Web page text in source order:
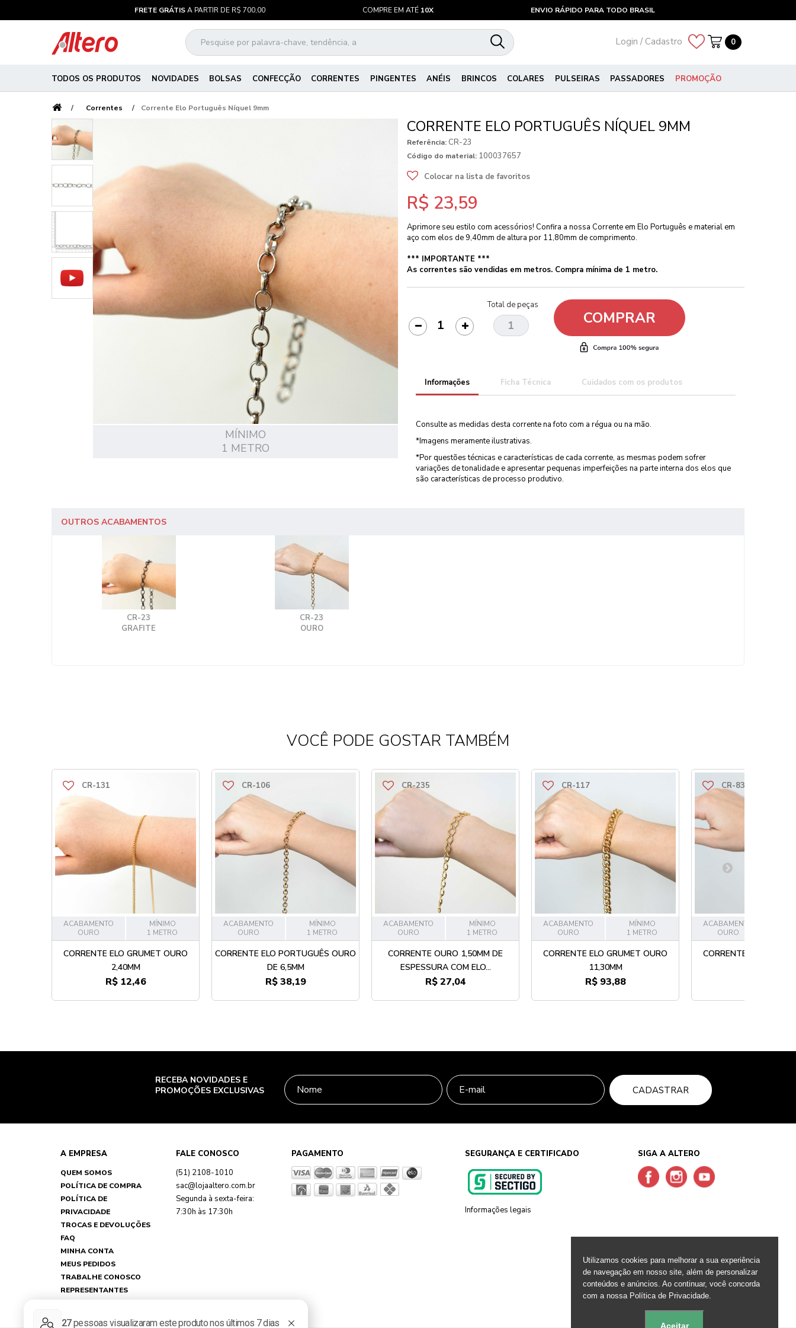
FRETE GRÁTISA PARTIR DE R$ 700,00 COMPRE EM ATÉ 10X ENVIO RÁPIDO PARA TODO BRASIL
Login / Cadastro 0
TODOS OS PRODUTOS NOVIDADES BOLSAS CONFECÇÃO CORRENTES PINGENTES ANÉIS BRINCOS COLARES PULSEIRAS PASSADORES PROMOÇÃO
Correntes Corrente Elo Português Níquel 9mm
MÍNIMO
1 METRO
CORRENTE ELO PORTUGUÊS NÍQUEL 9MM
Referência: CR-23
Código do material: 100037657
Colocar na lista de favoritos
R$ 23,59
Aprimore seu estilo com acessórios! Confira a nossa Corrente em Elo Português e material em
aço com elos de 9,40mm de altura por 11,80mm de comprimento.
*** IMPORTANTE ***
As correntes são vendidas em metros. Compra mínima de 1 metro.
Total de peças
COMPRAR
Informações Ficha Técnica Cuidados com os produtos
Consulte as medidas desta corrente na foto com a régua ou na mão.
*Imagens meramente ilustrativas.
*Por questões técnicas e características de cada corrente, as mesmas podem sofrer
variações de tonalidade e apresentar pequenas imperfeições na parte interna dos elos que
são características de processo produtivo.
OUTROS ACABAMENTOS
CR-23
GRAFITE
CR-23
OURO
VOCÊ PODE GOSTAR TAMBÉM
CR-131
ACABAMENTO
OURO
MÍNIMO
1 METRO
CORRENTE ELO GRUMET OURO
2,40MM
R$ 12,46
CR-106
ACABAMENTO
OURO
MÍNIMO
1 METRO
CORRENTE ELO PORTUGUÊS OURO
DE 6,5MM
R$ 38,19
CR-235
ACABAMENTO
OURO
MÍNIMO
1 METRO
CORRENTE OURO 1,50MM DE
ESPESSURA COM ELO...
R$ 27,04
CR-117
ACABAMENTO
OURO
MÍNIMO
1 METRO
CORRENTE ELO GRUMET OURO
11,30MM
R$ 93,88
CR-83
ACABAMENTO
OURO
CORRENTE ELO
RECEBA NOVIDADES E
PROMOÇÕES EXCLUSIVAS
CADASTRAR
A EMPRESA
QUEM SOMOS
POLÍTICA DE COMPRA
POLÍTICA DE
PRIVACIDADE
TROCAS E DEVOLUÇÕES
FAQ
MINHA CONTA
MEUS PEDIDOS
TRABALHE CONOSCO
REPRESENTANTES
FALE CONOSCO
(51) 2108-1010
sac@lojaaltero.com.br
Segunda à sexta-feira:
7:30h às 17:30h
PAGAMENTO SEGURANÇA E CERTIFICADO
Informações legais
SIGA A ALTERO
Utilizamos cookies para melhorar a sua experiência
de navegação em nosso site, além de personalizar
conteúdos e anúncios. Ao continuar, você concorda
com a nossa Política de Privacidade.
Aceitar